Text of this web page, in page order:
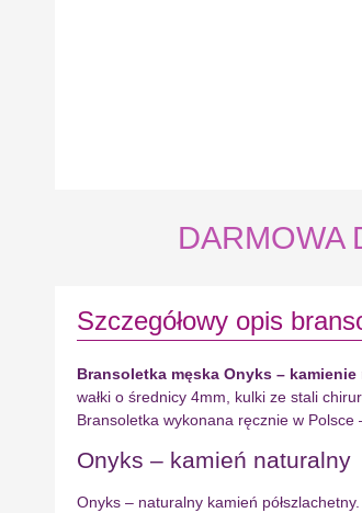
DARMOWA
Szczegółowy opis
Bransoletka męska Onyks –
wałki o średnicy 4mm, kulki ze stali
Bransoletka wykonana ręcznie w Polsce
Onyks – kamień naturalny
Onyks – naturalny kamień